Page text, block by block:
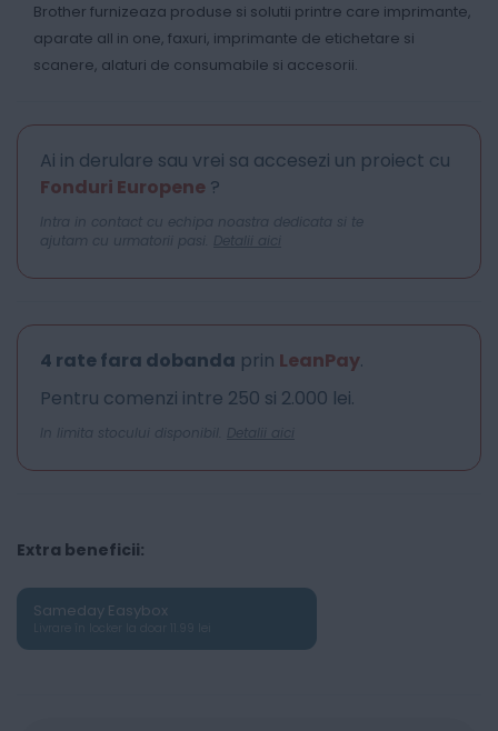
Brother furnizeaza produse si solutii printre care imprimante,
aparate all in one, faxuri, imprimante de etichetare si
scanere, alaturi de consumabile si accesorii.
Ai in derulare sau vrei sa accesezi un proiect cu
Fonduri Europene ?
Intra in contact cu echipa noastra dedicata si te
ajutam cu urmatorii pasi. Detalii aici
4 rate fara dobanda prin LeanPay.
Pentru comenzi intre 250 si 2.000 lei.
In limita stocului disponibil. Detalii aici
Extra beneficii:
Sameday Easybox